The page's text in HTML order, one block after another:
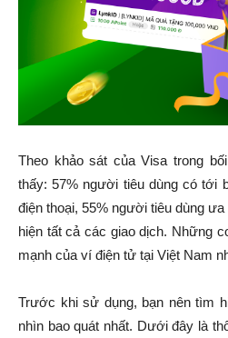
Theo khảo sát của Visa trong
thấy: 57% người tiêu dùng có tới
điện thoại, 55% người tiêu dùng
hiện tất cả các giao dịch. Những
mạnh của ví điện tử tại Việt Nam
Trước khi sử dụng, bạn nên tìm
nhìn bao quát nhất. Dưới đây là